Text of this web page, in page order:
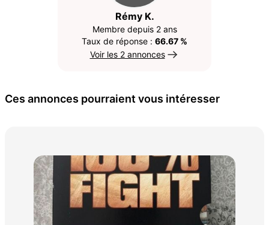
Rémy K.
Membre depuis 2 ans
Taux de réponse : 66.67 %
Voir les 2 annonces
Ces annonces pourraient vous intéresser